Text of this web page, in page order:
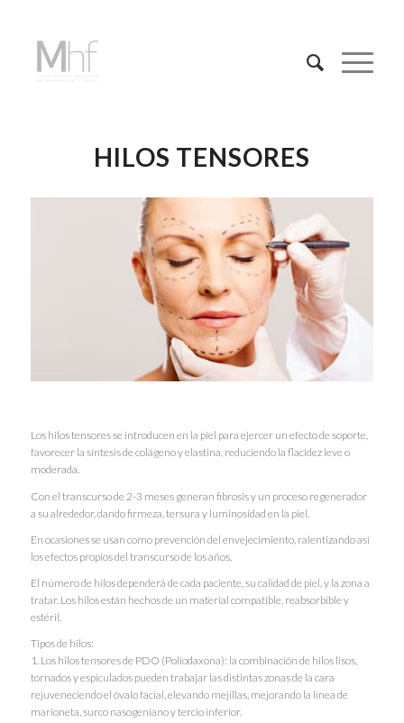
HILOS TENSORES
Los hilos tensores se introducen en la piel para ejercer un efecto de soporte,
favorecer la síntesis de colágeno y elastina, reduciendo la flacidez leve o
moderada.
Con el transcurso de 2-3 meses generan fibrosis y un proceso regenerador
a su alrededor, dando firmeza, tersura y luminosidad en la piel.
En ocasiones se usan como prevención del envejecimiento, ralentizando así
los efectos propios del transcurso de los años.
El número de hilos dependerá de cada paciente, su calidad de piel, y la zona a
tratar. Los hilos están hechos de un material compatible, reabsorbible y
estéril.
Tipos de hilos:
1. Los hilos tensores de PDO (Poliodaxona): la combinación de hilos lisos,
tornados y espiculados pueden trabajar las distintas zonas de la cara
rejuveneciendo el óvalo facial, elevando mejillas, mejorando la línea de
marioneta, surco nasogeniano y tercio inferior.